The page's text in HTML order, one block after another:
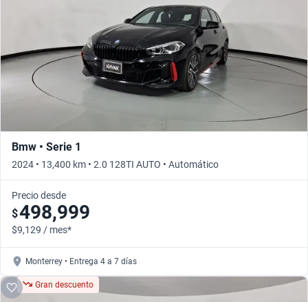
Busca por año
Bmw • Serie 1
2024 • 13,400 km • 2.0 128TI AUTO • Automático
Precio desde
$498,999
$9,129 / mes*
Monterrey • Entrega 4 a 7 días
Gran descuento